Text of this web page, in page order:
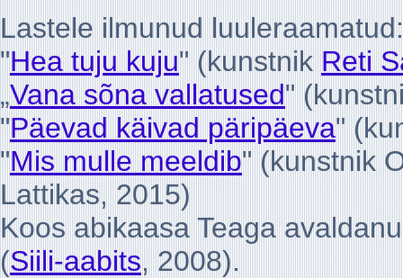
Lastele ilmunud luuleraamatud:
"Hea tuju kuju" (kunstnik Reti
„Vana sõna vallatused"
"Päevad käivad päripäeva"
"Mis mulle meeldib" (kunstnik
Lattikas, 2015)
Koos abikaasa Teaga
(Siili-aabits, 2008).